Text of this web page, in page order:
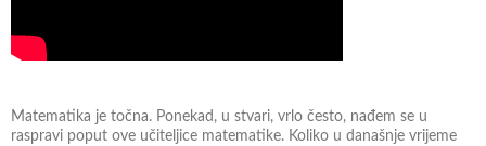
s
t
?
Matematika je točna. Ponekad, u stvari, vrlo često, nađem se u
raspravi poput ove učiteljice matematike. Koliko u današnje vrijeme